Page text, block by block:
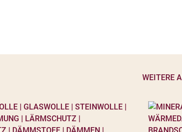
WEITERE